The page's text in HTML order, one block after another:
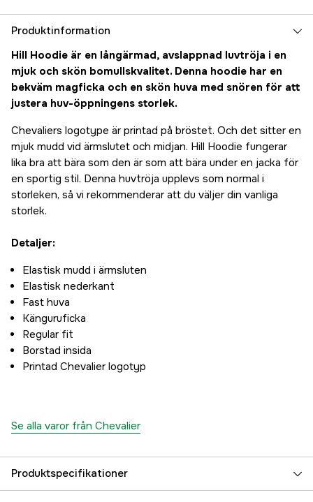
999 kr
999 kr
Produktinformation
Hill Hoodie är en långärmad, avslappnad luvtröja i en
mjuk och skön bomullskvalitet. Denna hoodie har en
bekväm magficka och en skön huva med snören för att
justera huv-öppningens storlek.
Chevaliers logotype är printad på bröstet. Och det sitter en
mjuk mudd vid ärmslutet och midjan. Hill Hoodie fungerar
lika bra att bära som den är som att bära under en jacka för
en sportig stil. Denna huvtröja upplevs som normal i
storleken, så vi rekommenderar att du väljer din vanliga
storlek.
Detaljer:
Elastisk mudd i ärmsluten
Elastisk nederkant
Fast huva
Känguruficka
Regular fit
Borstad insida
Printad Chevalier logotyp
Se alla varor från Chevalier
Produktspecifikationer